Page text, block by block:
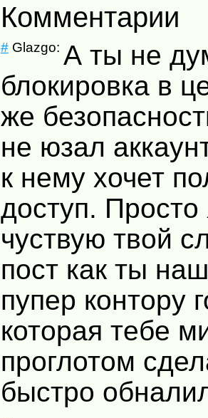
Комментарии
#Glazgo: А ты не
блокировка в
же
не юзал
к нему хочет
доступ.
чуствую твой
пост как ты
пупер контору
которая тебе
проглотом
быстро